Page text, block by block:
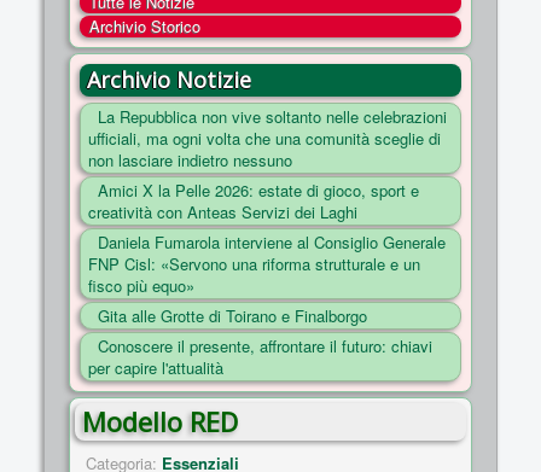
COSA FACCIAMO
ENTI
NOTIZIE
ESSENZIALI
MAPPA DEL SITO
CONVENZIONI
FOTO
SOCIAL
Archivio Storico
Archivio Notizie
La Repubblica non vive soltanto nelle celebrazioni
ufficiali, ma ogni volta che una comunità sceglie di
non lasciare indietro nessuno
Amici X la Pelle 2026: estate di gioco, sport e
creatività con Anteas Servizi dei Laghi
Daniela Fumarola interviene al Consiglio Generale
FNP Cisl: «Servono una riforma strutturale e un
fisco più equo»
Gita alle Grotte di Toirano e Finalborgo
Conoscere il presente, affrontare il futuro: chiavi
per capire l'attualità
Modello RED
Categoria: Essenziali